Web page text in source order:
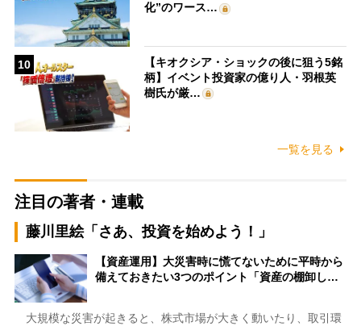
化”のワース…
10
【キオクシア・ショックの後に狙う5銘
柄】イベント投資家の億り人・羽根英
樹氏が厳…
一覧を見る
注目の著者・連載
藤川里絵「さあ、投資を始めよう！」
【資産運用】大災害時に慌てないために平時から
備えておきたい3つのポイント「資産の棚卸し…
大規模な災害が起きると、株式市場が大きく動いたり、取引環